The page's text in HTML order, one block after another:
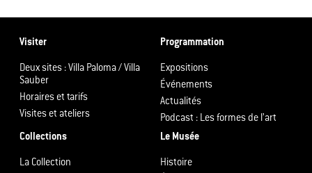
Visiter
Deux sites : Villa Paloma / Villa
Sauber
Horaires et tarifs
Visites et ateliers
Programmation
Expositions
Événements
Actualités
Podcast : Les formes de l’art
Collections
La Collection
Le Musée
Histoire